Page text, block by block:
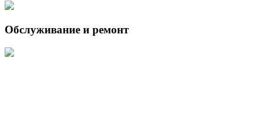
Обслуживание и ремонт